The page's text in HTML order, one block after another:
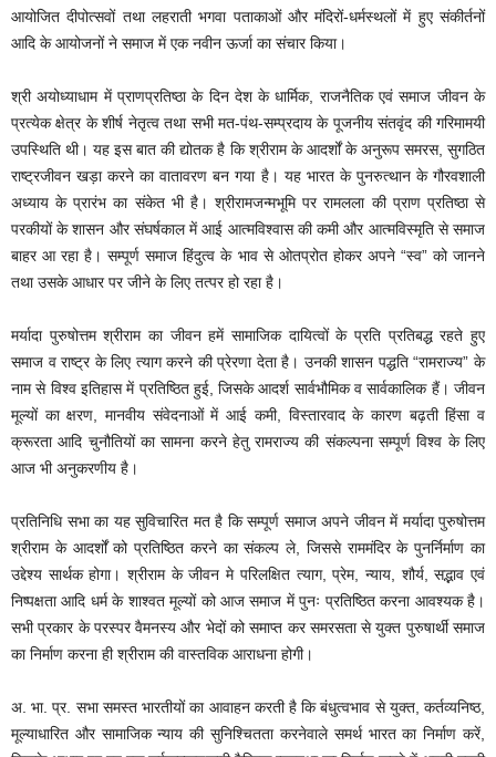
आयोजित दीपोत्सवों तथा लहराती भगवा पताकाओं और मंदिरों-धर्मस्थलों में हुए संकीर्तनों
आदि के आयोजनों ने समाज में एक नवीन ऊर्जा का संचार किया।
श्री अयोध्याधाम में प्राणप्रतिष्ठा के दिन देश के धार्मिक, राजनैतिक एवं समाज जीवन के
प्रत्येक क्षेत्र के शीर्ष नेतृत्व तथा सभी मत-पंथ-सम्प्रदाय के पूजनीय संतवृंद की गरिमामयी
उपस्थिति थी। यह इस बात की द्योतक है कि श्रीराम के आदर्शों के अनुरूप समरस, सुगठित
राष्ट्रजीवन खड़ा करने का वातावरण बन गया है। यह भारत के पुनरुत्थान के गौरवशाली
अध्याय के प्रारंभ का संकेत भी है। श्रीरामजन्मभूमि पर रामलला की प्राण प्रतिष्ठा से
परकीयों के शासन और संघर्षकाल में आई आत्मविश्वास की कमी और आत्मविस्मृति से समाज
बाहर आ रहा है। सम्पूर्ण समाज हिंदुत्व के भाव से ओतप्रोत होकर अपने “स्व” को जानने
तथा उसके आधार पर जीने के लिए तत्पर हो रहा है।
मर्यादा पुरुषोत्तम श्रीराम का जीवन हमें सामाजिक दायित्वों के प्रति प्रतिबद्ध रहते हुए
समाज व राष्ट्र के लिए त्याग करने की प्रेरणा देता है। उनकी शासन पद्धति “रामराज्य” के
नाम से विश्व इतिहास में प्रतिष्ठित हुई, जिसके आदर्श सार्वभौमिक व सार्वकालिक हैं। जीवन
मूल्यों का क्षरण, मानवीय संवेदनाओं में आई कमी, विस्तारवाद के कारण बढ़ती हिंसा व
क्रूरता आदि चुनौतियों का सामना करने हेतु रामराज्य की संकल्पना सम्पूर्ण विश्व के लिए
आज भी अनुकरणीय है।
प्रतिनिधि सभा का यह सुविचारित मत है कि सम्पूर्ण समाज अपने जीवन में मर्यादा पुरुषोत्तम
श्रीराम के आदर्शों को प्रतिष्ठित करने का संकल्प ले, जिससे राममंदिर के पुनर्निर्माण का
उद्देश्य सार्थक होगा। श्रीराम के जीवन मे परिलक्षित त्याग, प्रेम, न्याय, शौर्य, सद्भाव एवं
निष्पक्षता आदि धर्म के शाश्वत मूल्यों को आज समाज में पुनः प्रतिष्ठित करना आवश्यक है।
सभी प्रकार के परस्पर वैमनस्य और भेदों को समाप्त कर समरसता से युक्त पुरुषार्थी समाज
का निर्माण करना ही श्रीराम की वास्तविक आराधना होगी।
अ. भा. प्र. सभा समस्त भारतीयों का आवाहन करती है कि बंधुत्वभाव से युक्त, कर्तव्यनिष्ठ,
मूल्याधारित और सामाजिक न्याय की सुनिश्चितता करनेवाले समर्थ भारत का निर्माण करें,